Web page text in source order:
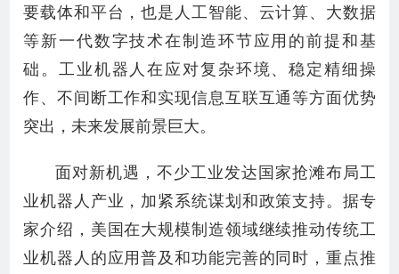
要载体和平台，也是人工智能、云计算、大数据
等新一代数字技术在制造环节应用的前提和基
础。工业机器人在应对复杂环境、稳定精细操
作、不间断工作和实现信息互联互通等方面优势
突出，未来发展前景巨大。
面对新机遇，不少工业发达国家抢滩布局工
业机器人产业，加紧系统谋划和政策支持。据专
家介绍，美国在大规模制造领域继续推动传统工
业机器人的应用普及和功能完善的同时，重点推